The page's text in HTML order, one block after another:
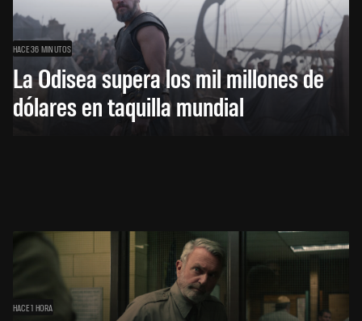
HACE 36 MINUTOS
La Odisea supera los mil millones de
dólares en taquilla mundial
HACE 1 HORA